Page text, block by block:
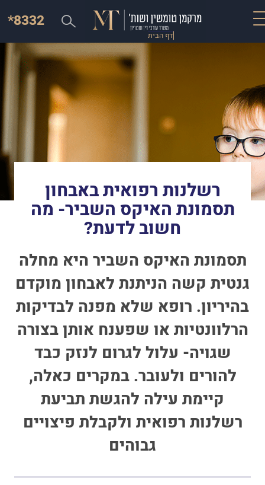
דף הבית
*8332
רשלנות רפואית באבחון
תסמונת האיקס השביר- מה
חשוב לדעת?
תסמונת האיקס השביר היא מחלה
גנטית קשה הניתנת לאבחון מוקדם
בהיריון. רופא שלא מפנה לבדיקות
הרלוונטיות או שפענח אותן בצורה
שגויה- עלול לגרום לנזק כבד
להורים ולעובר. במקרים כאלה,
קיימת עילה להגשת תביעת
רשלנות רפואית ולקבלת פיצויים
גבוהים